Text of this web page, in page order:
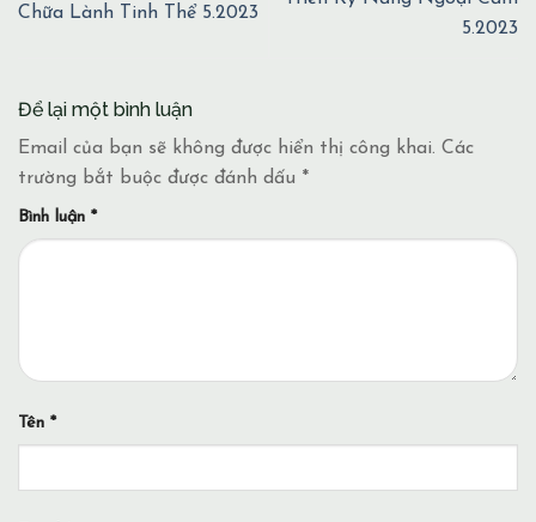
Chữa Lành Tinh Thể 5.2023
5.2023
Để lại một bình luận
Email của bạn sẽ không được hiển thị công khai. Các
trường bắt buộc được đánh dấu *
Bình luận *
Tên *